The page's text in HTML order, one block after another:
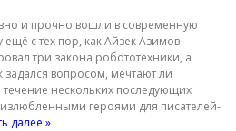
и прочно вошли в современную
ещё с тех пор, как Айзек Азимов
три закона робототехники, а
вопросом, мечтают ли
нескольких последующих
излюбленными героями для писателей-
далее »